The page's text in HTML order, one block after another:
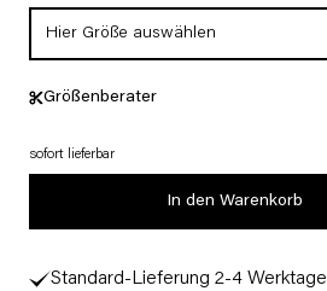
Hier Größe auswählen
Größenberater
sofort lieferbar
In den Warenkorb
Standard-Lieferung 2-4 Werktage